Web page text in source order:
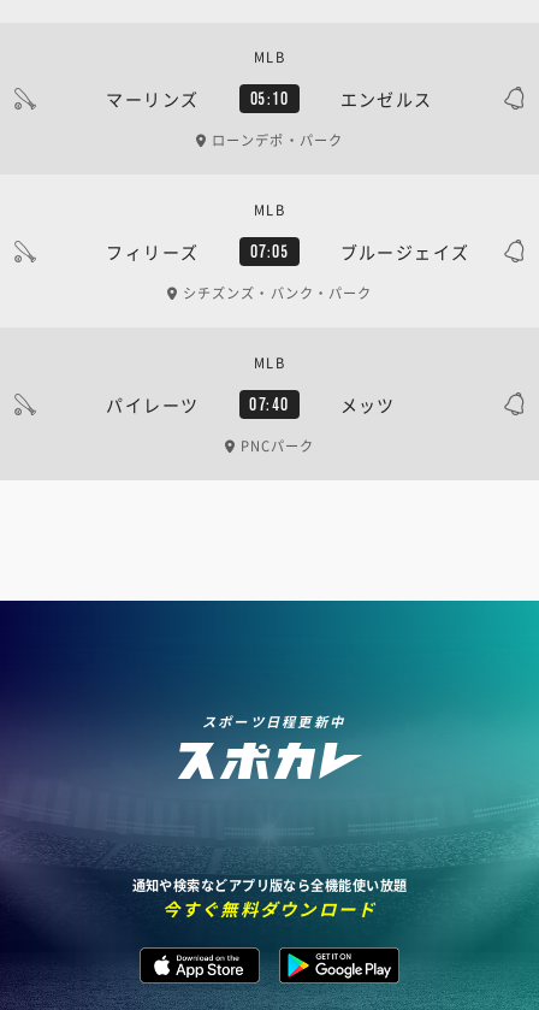
マーリンズ 05:10 エンゼルス
MLB
ローンデポ・パーク
フィリーズ 07:05 ブルージェイズ
MLB
シチズンズ・バンク・パーク
パイレーツ 07:40 メッツ
MLB
PNCパーク
スポーツ日程更新中
通知や検索などアプリ版なら全機能使い放題
今すぐ無料ダウンロード